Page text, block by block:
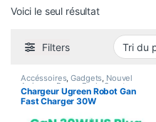
Voici le seul résultat
Filters
Accéssoires,Gadgets, Nouvel
Arrivage Power Bank ,Smart
Home,Tablette,Téléphones
Chargeur Ugreen Robot Gan
Fast Charger 30W